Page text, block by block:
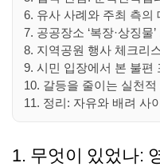
6. 유사 사례와 주최 측의
7. 공공장소 ‘복장·상징물
8. 지역공원 행사 체크리
9. 시민 입장에서 본 불편
10. 갈등을 줄이는 실천적
11. 정리: 자유와 배려 사
1. 무엇이 있었나: